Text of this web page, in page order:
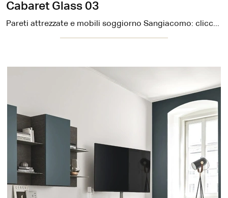
Cabaret Glass 03
Pareti attrezzate e mobili soggiorno Sangiacomo: clicca e scopri il modello Cabaret Glass 03 e potrai completare stanze moderne di ogni tipo.